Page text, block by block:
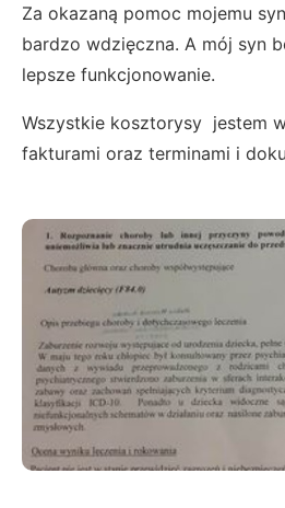
Za okazaną pomoc mojemu
bardzo wdzięczna. A mój syn
lepsze funkcjonowanie.
Wszystkie kosztorysy jestem
fakturami oraz terminami i